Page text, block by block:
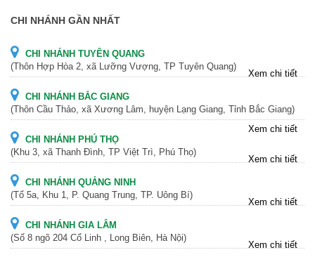
CHI NHÁNH GẦN NHẤT
CHI NHÁNH TUYÊN QUANG
(Thôn Hợp Hòa 2, xã Lưỡng Vượng, TP Tuyên Quang)
Xem chi tiết
CHI NHÁNH BẮC GIANG
(Thôn Cầu Thảo, xã Xương Lâm, huyện Lạng Giang, Tỉnh Bắc Giang)
Xem chi tiết
CHI NHÁNH PHÚ THỌ
(Khu 3, xã Thanh Đình, TP Việt Trì, Phú Thọ)
Xem chi tiết
CHI NHÁNH QUẢNG NINH
(Tổ 5a, Khu 1, P. Quang Trung, TP. Uông Bí)
Xem chi tiết
CHI NHÁNH GIA LÂM
(Số 8 ngõ 204 Cổ Linh , Long Biên, Hà Nội)
Xem chi tiết